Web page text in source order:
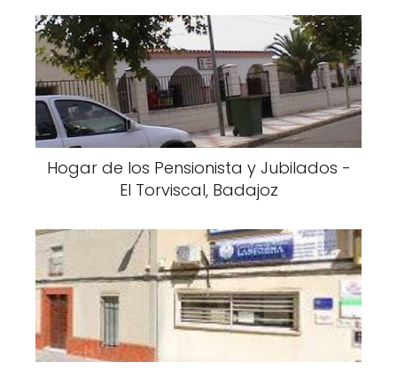
Hogar de los Pensionista y Jubilados -
El Torviscal, Badajoz